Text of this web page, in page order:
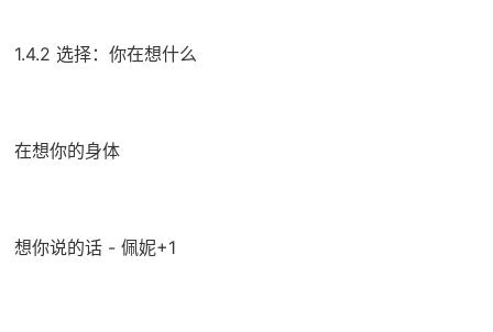
1.4.2 选择：你在想什么
在想你的身体
想你说的话 - 佩妮+1